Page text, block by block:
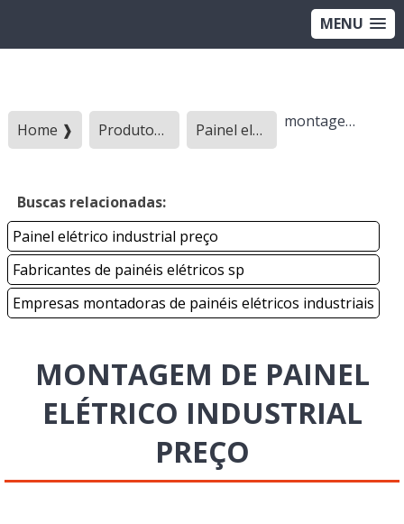
MENU
Home ❱ Produtos ❱ Painel eletrico - Categoria ❱ montagem de painel elétrico industrial preço
Buscas relacionadas:
Painel elétrico industrial preço
Fabricantes de painéis elétricos sp
Empresas montadoras de painéis elétricos industriais
MONTAGEM DE PAINEL
ELÉTRICO INDUSTRIAL
PREÇO